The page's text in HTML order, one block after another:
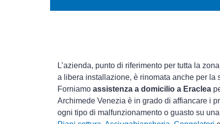
L’azienda, punto di riferimento per tutta la
a libera installazione, è rinomata anche per la
Forniamo assistenza a domicilio a Eraclea
Archimede Venezia è in grado di affiancare i
ogni tipo di malfunzionamento o guasto su